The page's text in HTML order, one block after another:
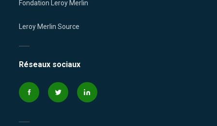
Fondation Leroy Merlin
Leroy Merlin Source
Réseaux sociaux